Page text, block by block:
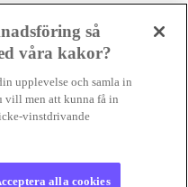
genom nyhetsbevakning
arbete – och vi hoppas att
oss.
så
våra kakor?
upplevelse och samla in
vill men att kunna få in
vinstdrivande
alla cookies